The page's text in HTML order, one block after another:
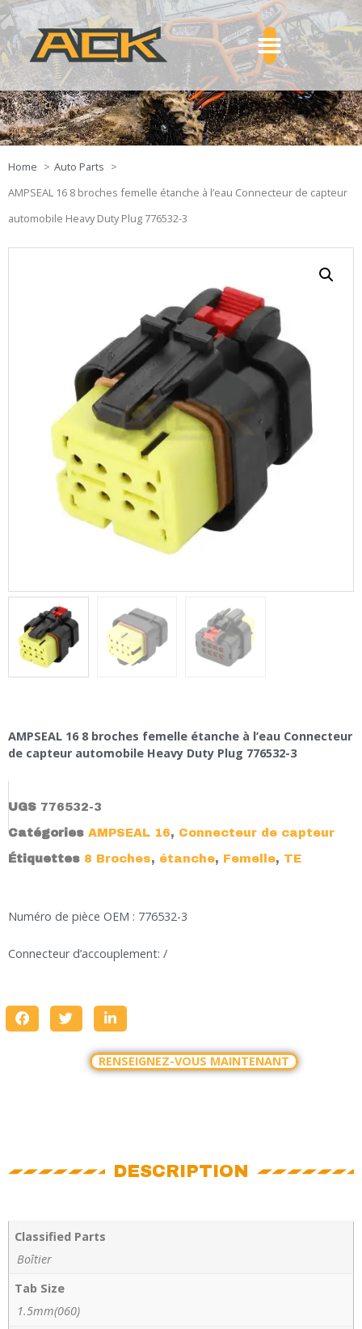
Home
Auto Parts
AMPSEAL 16 8 broches femelle étanche à l’eau Connecteur de capteur
automobile Heavy Duty Plug 776532-3
AMPSEAL 16 8 broches femelle étanche à l’eau Connecteur
de capteur automobile Heavy Duty Plug 776532-3
UGS 776532-3
Catégories AMPSEAL 16, Connecteur de capteur
Étiquettes 8 Broches, étanche, Femelle, TE
Numéro de pièce OEM : 776532-3
Connecteur d’accouplement: /
RENSEIGNEZ-VOUS MAINTENANT
DESCRIPTION
Classified Parts
Boîtier
Tab Size
1.5mm(060)